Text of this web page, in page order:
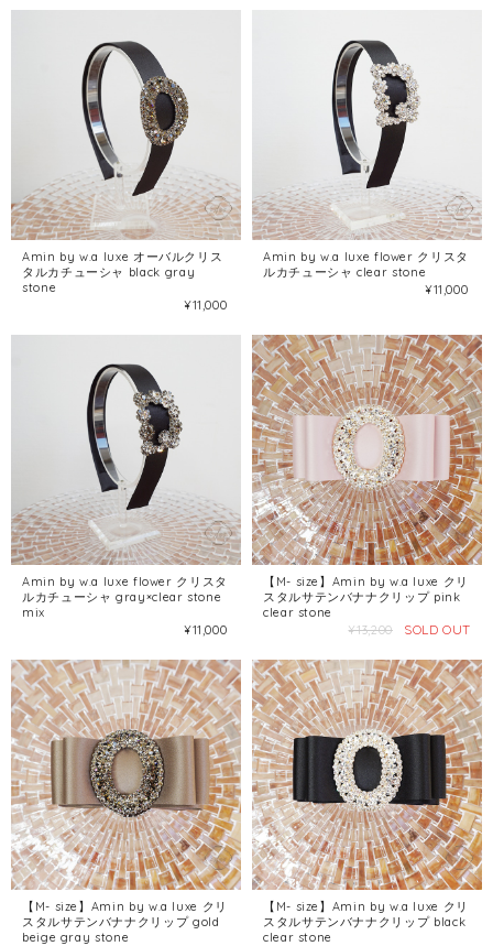
Amin by w.a luxe オーバルクリス
タルカチューシャ black gray
stone
¥11,000
Amin by w.a luxe flower クリスタ
ルカチューシャ clear stone
¥11,000
Amin by w.a luxe flower クリスタ
ルカチューシャ gray×clear stone
mix
¥11,000
【M- size】Amin by w.a luxe クリ
スタルサテンバナナクリップ pink
clear stone
¥13,200
SOLD OUT
【M- size】Amin by w.a luxe クリ
スタルサテンバナナクリップ gold
beige gray stone
【M- size】Amin by w.a luxe クリ
スタルサテンバナナクリップ black
clear stone